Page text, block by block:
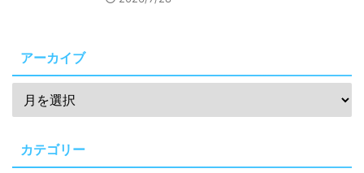
アーカイブ
カテゴリー